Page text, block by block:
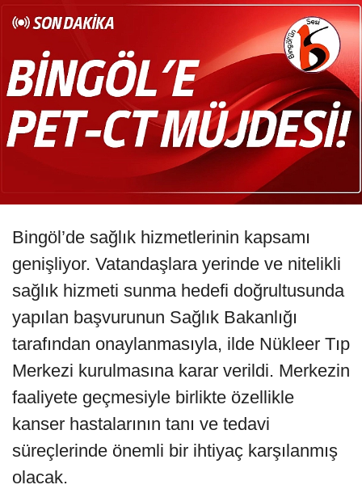
Bingöl’de sağlık hizmetlerinin kapsamı
genişliyor. Vatandaşlara yerinde ve nitelikli
sağlık hizmeti sunma hedefi doğrultusunda
yapılan başvurunun Sağlık Bakanlığı
tarafından onaylanmasıyla, ilde Nükleer Tıp
Merkezi kurulmasına karar verildi. Merkezin
faaliyete geçmesiyle birlikte özellikle
kanser hastalarının tanı ve tedavi
süreçlerinde önemli bir ihtiyaç karşılanmış
olacak.